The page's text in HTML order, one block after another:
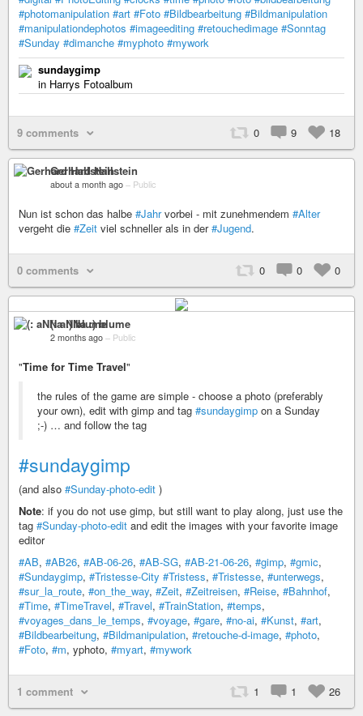
#photomanipulation #art #Foto #Bildbearbeitung #Bildmanipulation
#manipulationdephotos #imageediting #retouchedimage #Sonntag
#Sunday #dimanche #myphoto #mywork
sundaygimp
in Harrys Fotoalbum
9 comments 0 9 18
Gerhard Hallstein
about a month ago – Public
Nun ist schon das halbe #Jahrvorbei - mit zunehmendem #Alter
vergeht die #Zeit viel schneller als in der#Jugend.
0 comments 0 0 0
(: aNNa :) blume
2 months ago – Public
"Time for Time Travel"
the rules of the game are simple - choose a photo (preferably
your own), edit with gimp and tag #sundaygimp on a Sunday
;-) … and follow the tag
#sundaygimp
(and also #Sunday-photo-edit )
Note: if you do not use gimp, but still want to play along, just use the
tag #Sunday-photo-edit and edit the images with your favorite image
editor
#AB, #AB26, #AB-06-26, #AB-SG, #AB-21-06-26, #gimp, #gmic,
#Sundaygimp, #Tristesse-City #Tristess, #Tristesse, #unterwegs,
#sur_la_route, #on_the_way, #Zeit, #Zeitreisen, #Reise, #Bahnhof,
#Time, #TimeTravel, #Travel, #TrainStation, #temps,
#voyages_dans_le_temps, #voyage, #gare, #no-ai, #Kunst, #art,
#Bildbearbeitung, #Bildmanipulation, #retouche-d-image, #photo,
#Foto, #m, yphoto, #myart, #mywork
1 comment 1 1 26